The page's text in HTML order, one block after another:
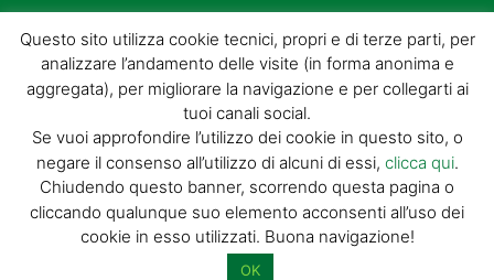
Newsletter
La tua email (richiesto)
Acconsento al trattamento dei miei dati personali per l’invio di
materiale informativo e promozionale tramite il servizio di
newsletter
Questo sito utilizza cookie tecnici, propri e di terze parti, per
analizzare l’andamento delle visite (in forma anonima e
aggregata), per migliorare la navigazione e per collegarti ai
tuoi canali social.
Se vuoi approfondire l’utilizzo dei cookie in questo sito, o
negare il consenso all’utilizzo di alcuni di essi, clicca qui.
Chiudendo questo banner, scorrendo questa pagina o
cliccando qualunque suo elemento acconsenti all’uso dei
cookie in esso utilizzati. Buona navigazione!
OK